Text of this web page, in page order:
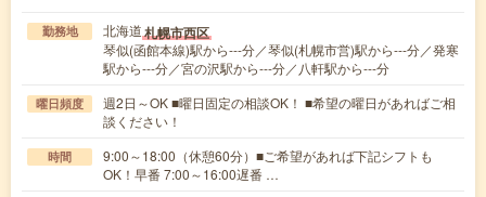
勤務地 北海道札幌市西区
琴似(函館本線)駅から---分／琴似(札幌市営)駅から---分／発寒
駅から---分／宮の沢駅から---分／八軒駅から---分
曜日頻度
週2日～OK ■曜日固定の相談OK！ ■希望の曜日があればご相
談ください！
時間
9:00～18:00（休憩60分）■ご希望があれば下記シフトも
OK！早番 7:00～16:00遅番 …